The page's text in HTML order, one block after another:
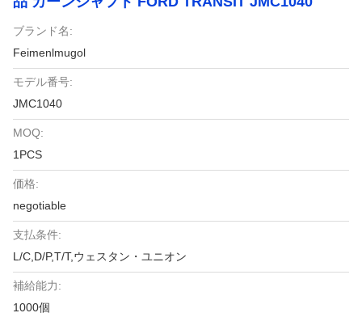
ブランド名:
Feimenlmugol
モデル番号:
JMC1040
MOQ:
1PCS
価格:
negotiable
支払条件:
L/C,D/P,T/T,ウェスタン・ユニオン
補給能力:
1000個